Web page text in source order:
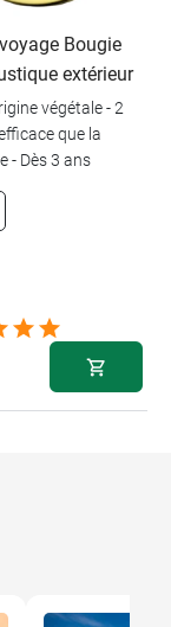
Licorne,
anti
Bougie
extérieur
végétale - 2
que la
- Dès 3 ans